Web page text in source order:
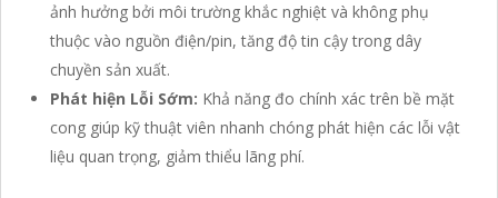
ảnh hưởng bởi môi trường khắc nghiệt và không phụ
thuộc vào nguồn điện/pin, tăng độ tin cậy trong dây
chuyền sản xuất.
Phát hiện Lỗi Sớm: Khả năng đo chính xác trên bề mặt
cong giúp kỹ thuật viên nhanh chóng phát hiện các lỗi vật
liệu quan trọng, giảm thiểu lãng phí.